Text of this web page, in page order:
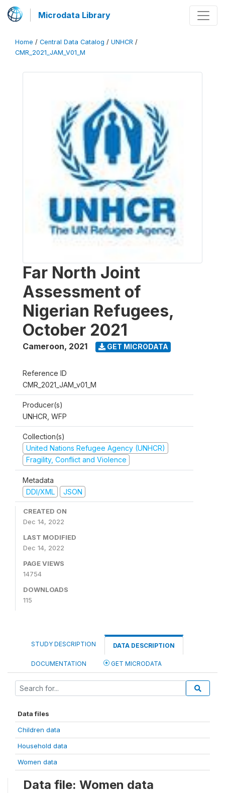
Microdata Library
Home / Central Data Catalog / UNHCR /
CMR_2021_JAM_V01_M
Far North Joint
Assessment of
Nigerian Refugees,
October 2021
Cameroon, 2021 GET MICRODATA
Reference ID
CMR_2021_JAM_v01_M
Producer(s)
UNHCR, WFP
Collection(s)
United Nations Refugee Agency (UNHCR)
Fragility, Conflict and Violence
Metadata
DDI/XML
JSON
CREATED ON
Dec 14, 2022
LAST MODIFIED
Dec 14, 2022
PAGE VIEWS
14754
DOWNLOADS
115
STUDY DESCRIPTION DATA DESCRIPTION
DOCUMENTATION GET MICRODATA
Data files
Children data
Household data
Women data
Data file: Women data